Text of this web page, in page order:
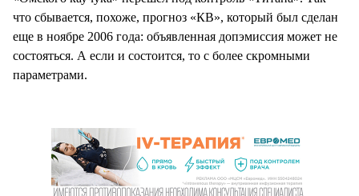
что сбывается, похоже, прогноз «КВ», который был сделан
еще в ноябре 2006 года: объявленная допэмиссия может не
состояться. А если и состоится, то с более скромными
параметрами.